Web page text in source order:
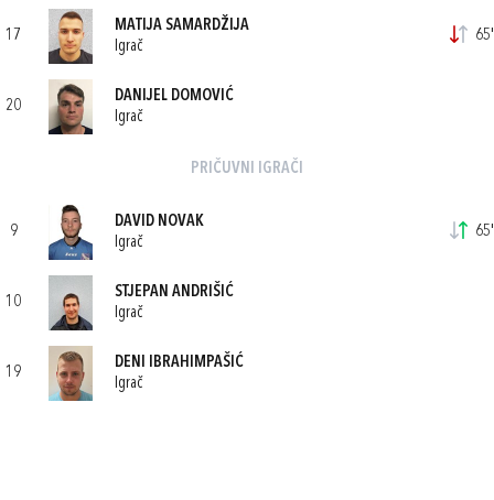
17
MATIJA SAMARDŽIJA
Igrač
65'
20
DANIJEL DOMOVIĆ
Igrač
PRIČUVNI IGRAČI
9
DAVID NOVAK
Igrač
65'
10
STJEPAN ANDRIŠIĆ
Igrač
19
DENI IBRAHIMPAŠIĆ
Igrač